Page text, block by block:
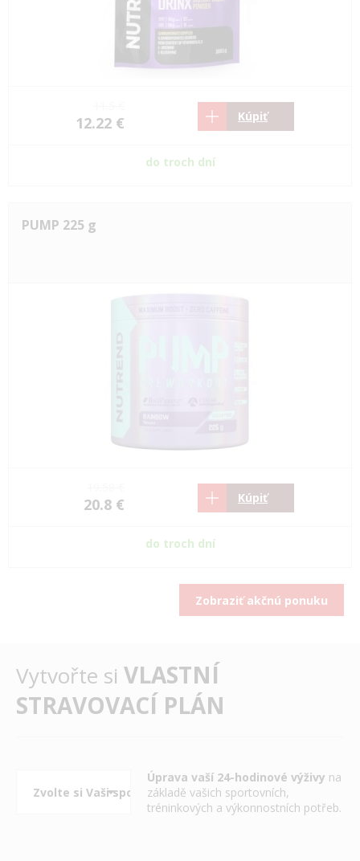
12.22 € Kúpiť
do troch dní
PUMP 225 g
20.8 € Kúpiť
do troch dní
Zobraziť akčnú ponuku
Vytvořte si VLASTNÍ
STRAVOVACÍ PLÁN
Úprava vaší 24-hodinové výživy na
základě vašich sportovních,
tréninkových a výkonnostních potřeb.